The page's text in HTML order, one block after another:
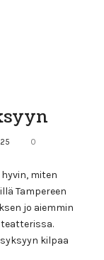
0
miten
Tampereen
jo aiemmin
kilpaa